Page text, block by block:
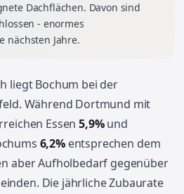
Dachflächen. Davon sind
- enormes
nächsten Jahre.
liegt Bochum bei der
Während Dortmund mit
Essen5,9%und
6,2%entsprechen dem
aber Aufholbedarf gegenüber
Die jährliche Zubaurate